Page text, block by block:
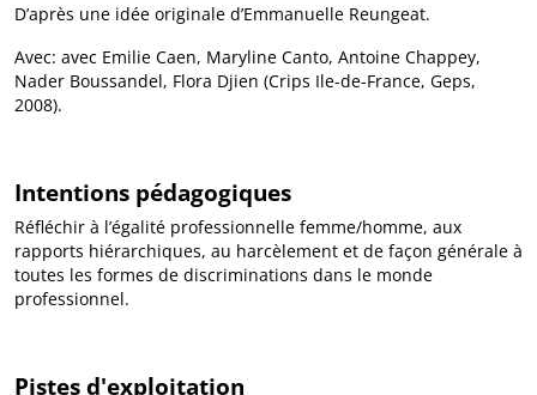
D’après une idée originale d’Emmanuelle Reungeat.
Avec: avec Emilie Caen, Maryline Canto, Antoine Chappey,
Nader Boussandel, Flora Djien (Crips Ile-de-France, Geps,
2008).
Intentions pédagogiques
Réfléchir à l’égalité professionnelle femme/homme, aux
rapports hiérarchiques, au harcèlement et de façon générale à
toutes les formes de discriminations dans le monde
professionnel.
Pistes d'exploitation